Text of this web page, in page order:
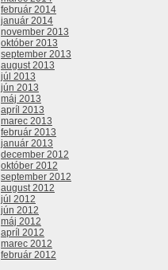
február 2014
január 2014
november 2013
október 2013
september 2013
august 2013
júl 2013
jún 2013
máj 2013
apríl 2013
marec 2013
február 2013
január 2013
december 2012
október 2012
september 2012
august 2012
júl 2012
jún 2012
máj 2012
apríl 2012
marec 2012
február 2012